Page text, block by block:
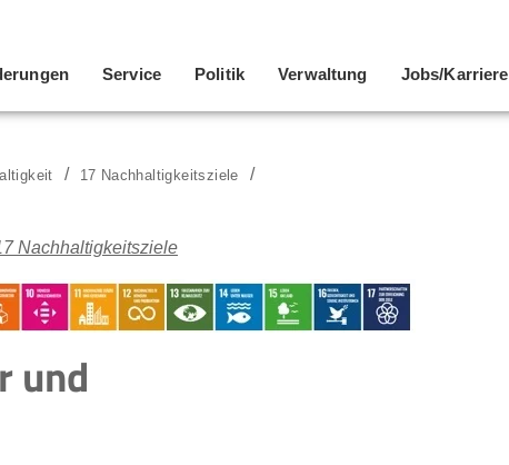
Service Politik Verwaltung Jobs/Karriere
17 Nachhaltigkeitsziele
Nachhaltigkeitsziele
und